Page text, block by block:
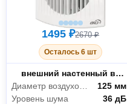
1495 ₽2670 ₽
Осталось 6 шт
Тип выключателя
внешний настенный выключатель
125 мм
Уровень шума
36 дБ